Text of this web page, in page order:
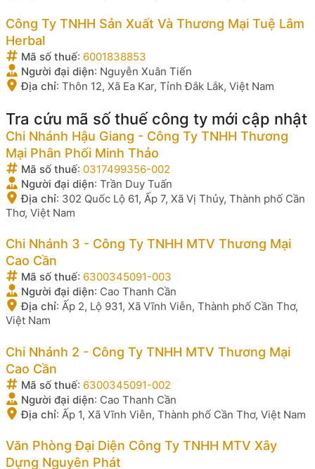
Công Ty TNHH Sản Xuất Và Thương Mại Tuệ Lâm
Herbal
Mã số thuế: 6001838853
Người đại diện: Nguyễn Xuân Tiến
Địa chỉ: Thôn 12, Xã Ea Kar, Tỉnh Đắk Lắk, Việt Nam
Tra cứu mã số thuế công ty mới cập nhật
Chi Nhánh Hậu Giang - Công Ty TNHH Thương
Mại Phân Phối Minh Thảo
Mã số thuế: 0317499356-002
Người đại diện: Trần Duy Tuấn
Địa chỉ: 302 Quốc Lộ 61, Ấp 7, Xã Vị Thủy, Thành phố Cần
Thơ, Việt Nam
Chi Nhánh 3 - Công Ty TNHH MTV Thương Mại
Cao Cần
Mã số thuế: 6300345091-003
Người đại diện: Cao Thanh Cần
Địa chỉ: Ấp 2, Lộ 931, Xã Vĩnh Viễn, Thành phố Cần Thơ,
Việt Nam
Chi Nhánh 2 - Công Ty TNHH MTV Thương Mại
Cao Cần
Mã số thuế: 6300345091-002
Người đại diện: Cao Thanh Cần
Địa chỉ: Ấp 1, Xã Vĩnh Viễn, Thành phố Cần Thơ, Việt Nam
Văn Phòng Đại Diện Công Ty TNHH MTV Xây
Dựng Nguyên Phát